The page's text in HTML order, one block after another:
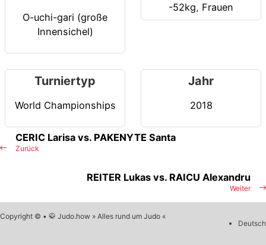
O-uchi-gari (große
Innensichel)
-52kg, Frauen
Turniertyp
World Championships
Jahr
2018
Zurück
CERIC Larisa vs. PAKENYTE Santa
Weiter
REITER Lukas vs. RAICU Alexandru
Copyright © • 🥋 Judo.how » Alles rund um Judo «
Deutsch